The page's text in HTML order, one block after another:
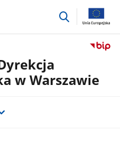
przejdź
w Warszawie